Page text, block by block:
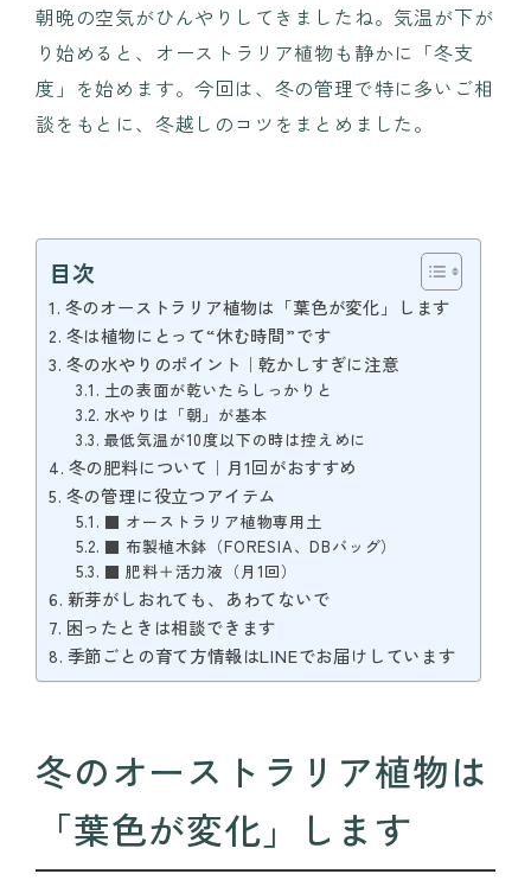
朝晩の空気がひんやりしてきましたね。気温が下が
り始めると、オーストラリア植物も静かに「冬支
度」を始めます。今回は、冬の管理で特に多いご相
談をもとに、冬越しのコツをまとめました。
目次
冬のオーストラリア植物は「葉色が変化」します
冬は植物にとって“休む時間”です
冬の水やりのポイント｜乾かしすぎに注意
土の表面が乾いたらしっかりと
水やりは「朝」が基本
最低気温が10度以下の時は控えめに
冬の肥料について｜月1回がおすすめ
冬の管理に役立つアイテム
■ オーストラリア植物専用土
■ 布製植木鉢（FORESIA、DBバッグ）
■ 肥料＋活力液（月1回）
新芽がしおれても、あわてないで
困ったときは相談できます
季節ごとの育て方情報はLINEでお届けしています
冬のオーストラリア植物は
「葉色が変化」します